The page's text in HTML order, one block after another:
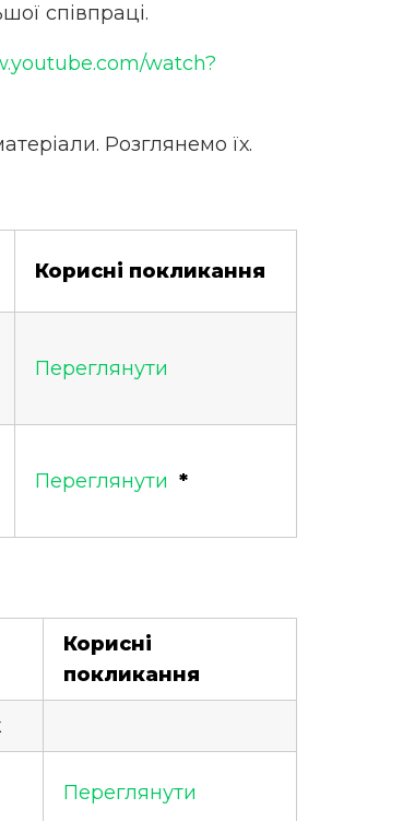
співпраці.
watch?
Розглянемо їх.
Корисні покликання
Переглянути
Переглянути *
Корисні
покликання
Переглянути